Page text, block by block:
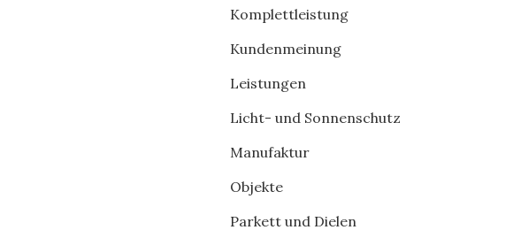
Komplettleistung
Kundenmeinung
Leistungen
Licht- und Sonnenschutz
Manufaktur
Objekte
Parkett und Dielen